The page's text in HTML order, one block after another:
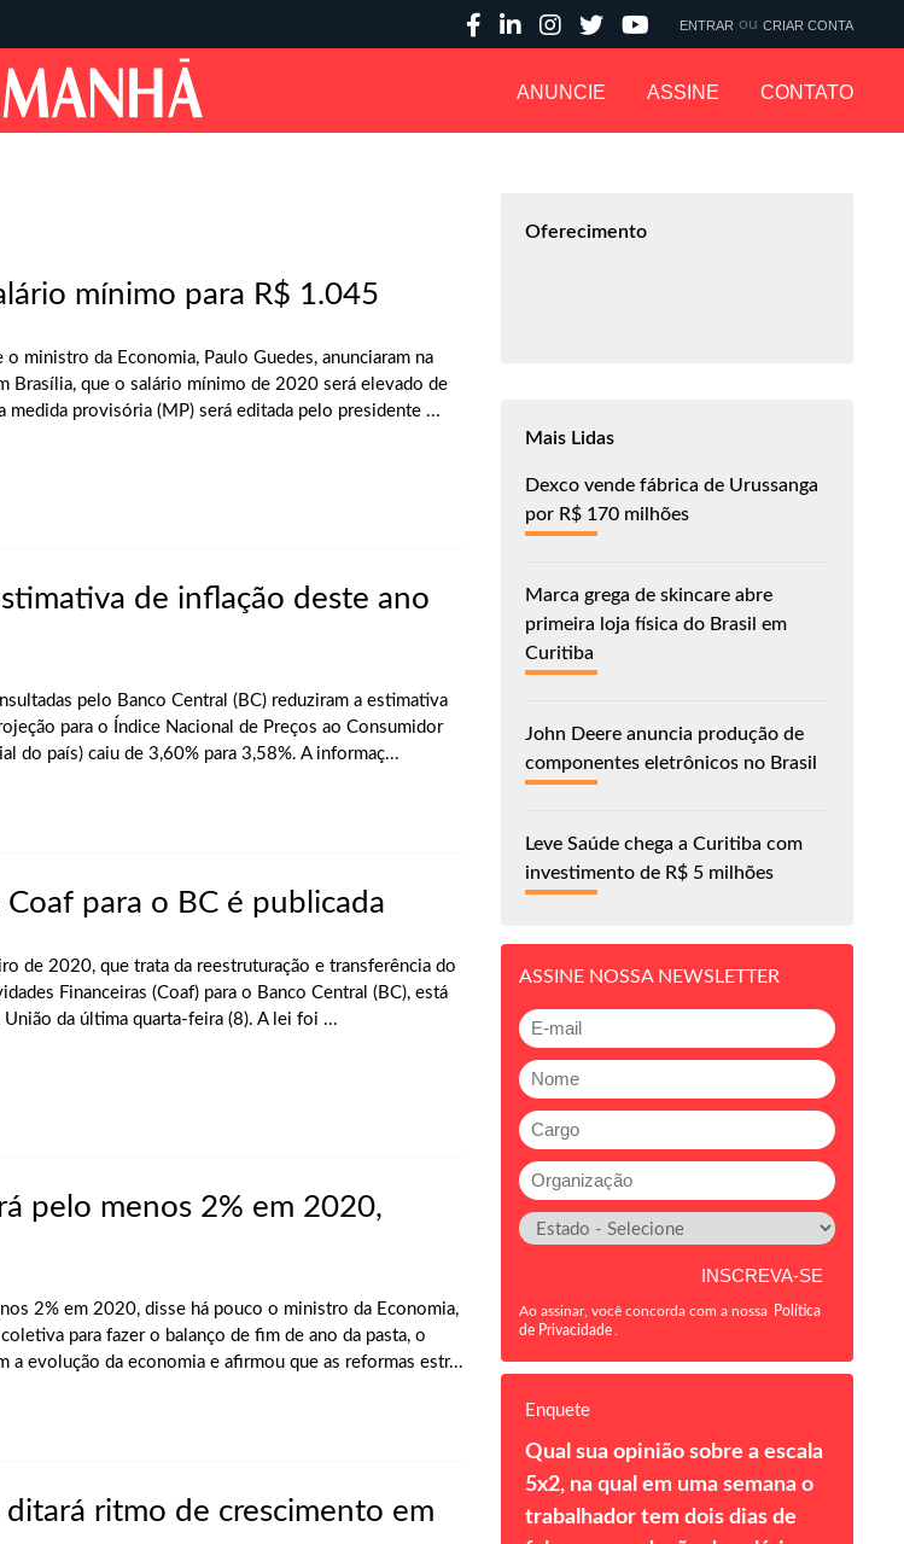
ANUNCIE ASSINE CONTATO
ENTRAR ou CRIAR CONTA
mínimo para R$ 1.045
ministro da Economia, Paulo Guedes, anunciaram na
Brasília, que o salário mínimo de 2020 será elevado de
medida provisória (MP) será editada pelo presidente ...
de inflação deste ano
pelo Banco Central (BC) reduziram a estimativa
para o Índice Nacional de Preços ao Consumidor
do país) caiu de 3,60% para 3,58%. A informaç...
para o BC é publicada
de 2020, que trata da reestruturação e transferência do
Financeiras (Coaf) para o Banco Central (BC), está
da última quarta-feira (8). A lei foi ...
pelo menos 2% em 2020,
2% em 2020, disse há pouco o ministro da Economia,
para fazer o balanço de fim de ano da pasta, o
a evolução da economia e afirmou que as reformas estr...
ritmo de crescimento em
Oferecimento
Mais Lidas
Dexco vende fábrica de Urussanga
por R$ 170 milhões
Marca grega de skincare abre
primeira loja física do Brasil em
Curitiba
John Deere anuncia produção de
componentes eletrônicos no Brasil
Leve Saúde chega a Curitiba com
investimento de R$ 5 milhões
ASSINE NOSSA NEWSLETTER
Ao assinar, você concorda com a nossa Política
de Privacidade
Enquete
Qual sua opinião sobre a escala
5x2, na qual em uma semana o
trabalhador tem dois dias de